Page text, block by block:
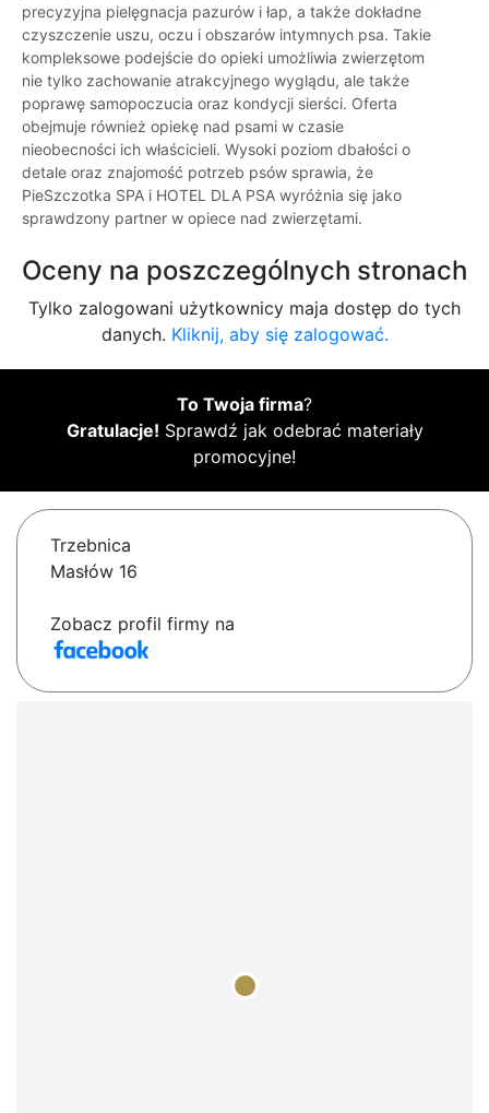
precyzyjna pielęgnacja pazurów i łap, a także dokładne
czyszczenie uszu, oczu i obszarów intymnych psa. Takie
kompleksowe podejście do opieki umożliwia zwierzętom
nie tylko zachowanie atrakcyjnego wyglądu, ale także
poprawę samopoczucia oraz kondycji sierści. Oferta
obejmuje również opiekę nad psami w czasie
nieobecności ich właścicieli. Wysoki poziom dbałości o
detale oraz znajomość potrzeb psów sprawia, że
PieSzczotka SPA i HOTEL DLA PSA wyróżnia się jako
sprawdzony partner w opiece nad zwierzętami.
Oceny na poszczególnych stronach
Tylko zalogowani użytkownicy maja dostęp do tych
danych. Kliknij, aby się zalogować.
To Twoja firma?
Gratulacje! Sprawdź jak odebrać materiały
promocyjne!
Trzebnica
Masłów 16
Zobacz profil firmy na